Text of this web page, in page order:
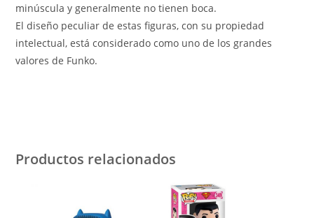
minúscula y generalmente no tienen boca.
El diseño peculiar de estas figuras, con su propiedad
intelectual, está considerado como uno de los grandes
valores de Funko.
Productos relacionados